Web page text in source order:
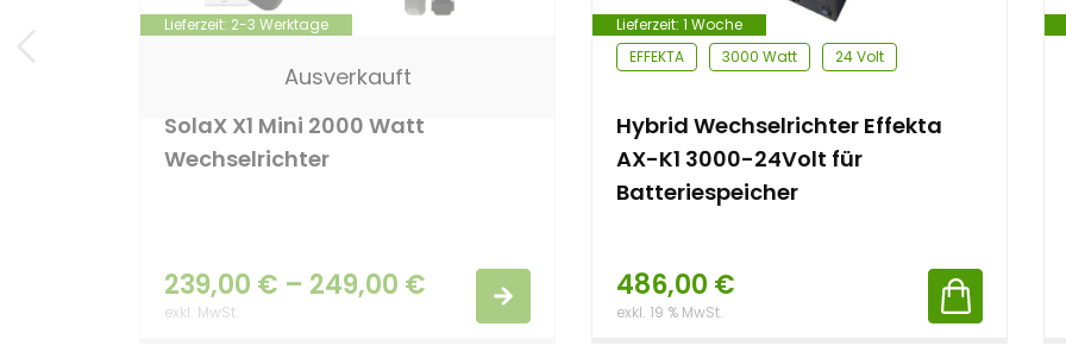
Lieferzeit: 2-3 Werktage
Ausverkauft
SolaX X1 Mini 2000 Watt
Wechselrichter
239,00 € – 249,00 €
exkl. MwSt.
Lieferzeit: 1 Woche
EFFEKTA
3000 Watt 24 Volt
Hybrid Wechselrichter Effekta
AX-K1 3000-24Volt für
Batteriespeicher
486,00 €
exkl. 19 % MwSt.